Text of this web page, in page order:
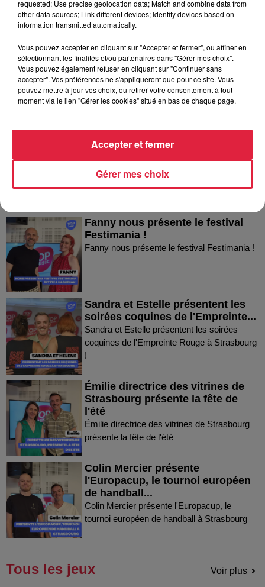
comment observer ce spectacle en...
Dans la même série
Thierry du Domaine Wunsch et
Mann à Wettolsheim !
Wettolsheim !
Fanny nous présente le festival
Festimania !
Fanny nous présente le festival Festimania !
Sandra et Estelle présentent les
soirées coquines de l'Empreinte...
Sandra et Estelle présentent les soirées
coquines de l'Empreinte Rouge à Strasbourg
!
Émilie directrice des vitrines de
Strasbourg présente la fête de
l'été
Émilie directrice des vitrines de Strasbourg
présente la fête de l'été
Colin Mercier présente
l'Europacup, le tournoi européen
de handball...
Colin Mercier présente l'Europacup, le
tournoi européen de handball à Strasbourg
Tous les jeux Voir plus
requested; Use precise geolocation data; Match and combine data from
other data sources; Link different devices; Identify devices based on
information transmitted automatically.
Vous pouvez accepter en cliquant sur "Accepter et fermer", ou affiner en
sélectionnant les finalités et/ou partenaires dans "Gérer mes choix".
Vous pouvez également refuser en cliquant sur "Continuer sans
accepter". Vos préférences ne s'appliqueront que pour ce site. Vous
pouvez mettre à jour vos choix, ou retirer votre consentement à tout
moment via le lien "Gérer les cookies" situé en bas de chaque page.
Gérer mes choix
Accepter et fermer